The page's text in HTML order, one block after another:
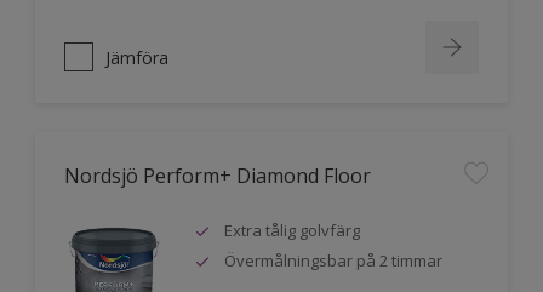
Jämföra
Nordsjö Perform+ Diamond Floor
Extra tålig golvfärg
Övermålningsbar på 2 timmar